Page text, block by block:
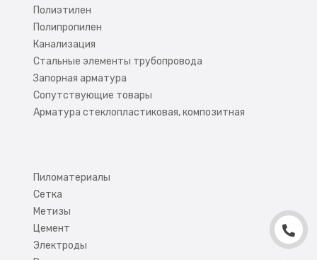
Полиэтилен
Полипропилен
Канализация
Стальные элементы трубопровода
Запорная арматура
Сопутствующие товары
Арматура стеклопластиковая, композитная
Пиломатериалы
Сетка
Метизы
Цемент
Электроды